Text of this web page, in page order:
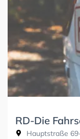
RD-Die
Hauptstraße